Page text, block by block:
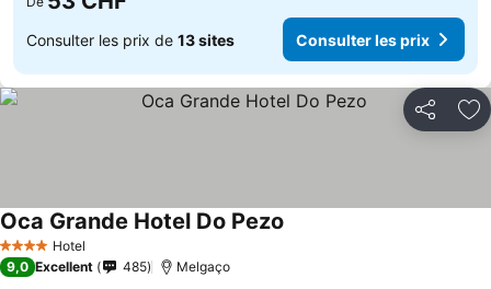
Consulter les prix de 13 sites Consulter les prix
Partager
4 Étoiles Hotel
Oca Grande Hotel Do Pezo
9,0 Excellent 485 Melgaço